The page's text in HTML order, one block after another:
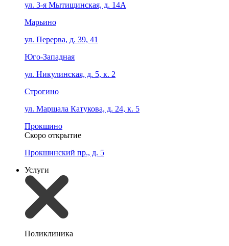
ул. 3-я Мытищинская, д. 14А
Марьино
ул. Перерва, д. 39, 41
Юго-Западная
ул. Никулинская, д. 5, к. 2
Строгино
ул. Маршала Катукова, д. 24, к. 5
Прокшино
Скоро открытие
Прокшинский пр., д. 5
Услуги
Поликлиника